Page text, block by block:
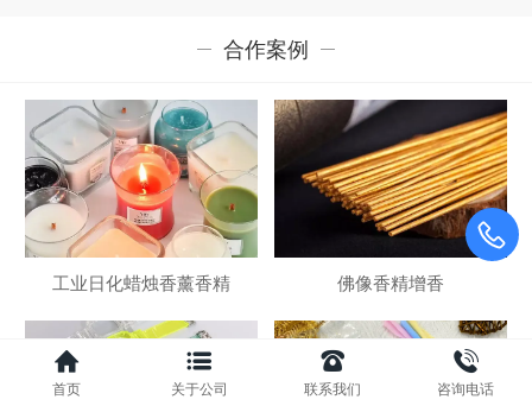
合作案例
工业日化蜡烛香薰香精 佛像香精增香
首页 关于公司 联系我们 咨询电话